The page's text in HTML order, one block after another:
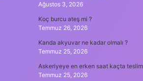
Ağustos 3, 2026
Koç burcu ateş mi ?
Temmuz 26, 2026
Kanda akyuvar ne kadar olmalı ?
Temmuz 25, 2026
Askeriyeye en erken saat kaçta
Temmuz 25, 2026